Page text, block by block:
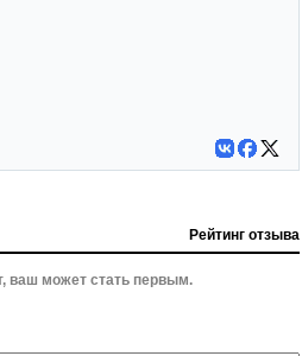
Рейтинг отзыва
ваш может стать первым.